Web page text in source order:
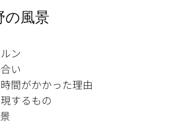
風景
ン
い
間がかかった理由
するもの